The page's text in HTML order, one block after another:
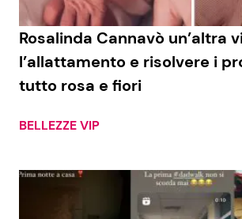
Rosalinda Cannavò un’altra
l’allattamento e risolvere i
tutto rosa e fiori
BELLEZZE VIP